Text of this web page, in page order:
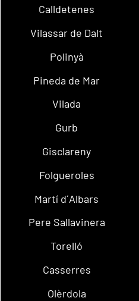
Calldetenes
Vilassar de Dalt
Polinyà
Pineda de Mar
Vilada
Gurb
Gisclareny
Folgueroles
Martí d´Albars
Pere Sallavinera
Torelló
Casserres
Olèrdola